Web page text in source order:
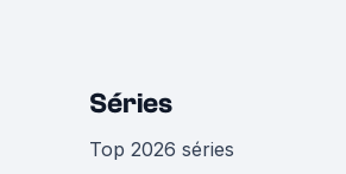
Séries
Top 2026 séries